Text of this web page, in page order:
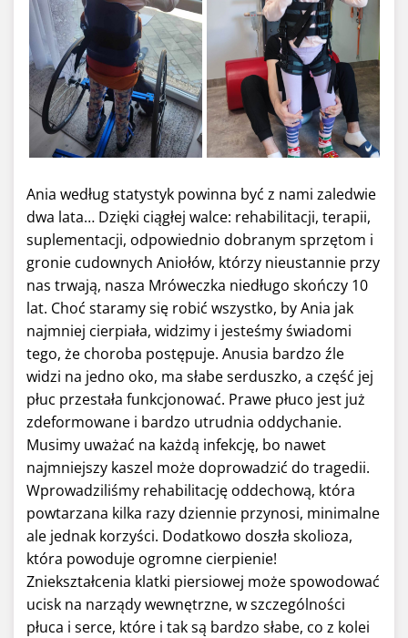
Ania według statystyk powinna być z nami zaledwie
dwa lata… Dzięki ciągłej walce: rehabilitacji, terapii,
suplementacji, odpowiednio dobranym sprzętom i
gronie cudownych Aniołów, którzy nieustannie przy
nas trwają, nasza Mróweczka niedługo skończy 10
lat. Choć staramy się robić wszystko, by Ania jak
najmniej cierpiała, widzimy i jesteśmy świadomi
tego, że choroba postępuje. Anusia bardzo źle
widzi na jedno oko, ma słabe serduszko, a część jej
płuc przestała funkcjonować. Prawe płuco jest już
zdeformowane i bardzo utrudnia oddychanie.
Musimy uważać na każdą infekcję, bo nawet
najmniejszy kaszel może doprowadzić do tragedii.
Wprowadziliśmy rehabilitację oddechową, która
powtarzana kilka razy dziennie przynosi, minimalne
ale jednak korzyści. Dodatkowo doszła skolioza,
która powoduje ogromne cierpienie!
Zniekształcenia klatki piersiowej może spowodować
ucisk na narządy wewnętrzne, w szczególności
płuca i serce, które i tak są bardzo słabe, co z kolei